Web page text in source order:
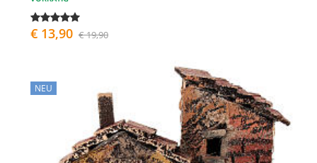
€ 13,90 € 19,90
NEU